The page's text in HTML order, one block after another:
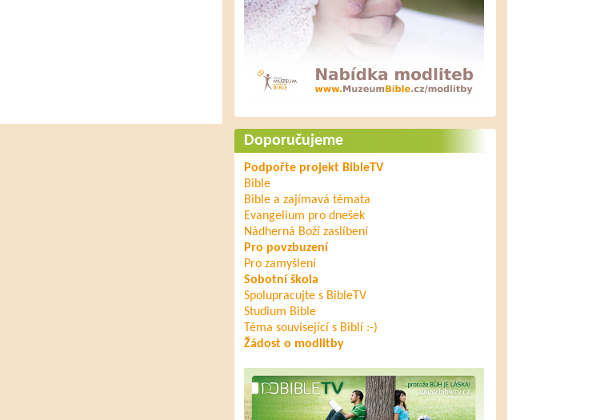
Doporučujeme
Podpořte projekt BibleTV
Bible
Bible a zajímavá témata
Evangelium pro dnešek
Nádherná Boží zaslíbení
Pro povzbuzení
Pro zamyšlení
Sobotní škola
Spolupracujte s BibleTV
Studium Bible
Téma související s Biblí :-)
Žádost o modlitby